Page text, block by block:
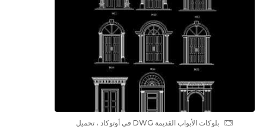
بلوکات الأبواب القديمة DWG في أوتوكاد ، تحميل